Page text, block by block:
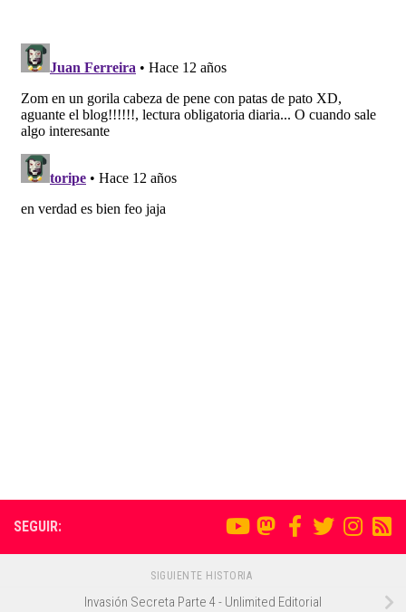
SEGUIR:
SIGUIENTE HISTORIA
Invasión Secreta Parte 4 - Unlimited Editorial